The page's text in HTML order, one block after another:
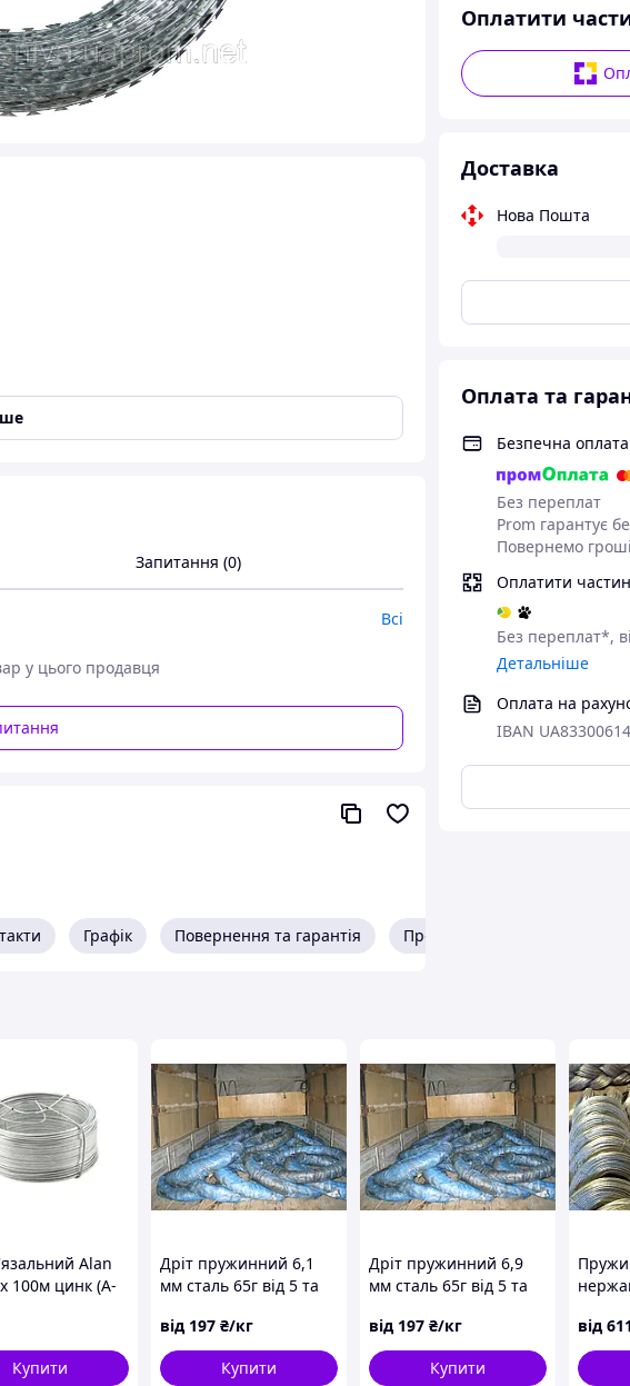
Оплатити
Доставка
Нова Пошта
Оплата та
Безпечна
Без переплат
Prom гарантує
Повернемо
Оплатити
Без переплат*,
Детальніше
Оплата на
IBAN
і територій | Для ж/д, автомобільних доріг |
Запитання (0)
Всі
у цього продавця
Графік Повернення та гарантія Про продавця
Alan
100м цинк (А-
Купити
Дріт пружинний 6,1
мм сталь 65г від 5 та
від 197 ₴/кг
Купити
Дріт пружинний 6,9
мм сталь 65г від 5 та
від 197 ₴/кг
Купити
дроту
від 611